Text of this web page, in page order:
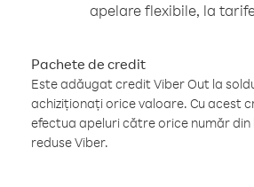
apelare flexibile, la
Pachete de credit
Este adăugat credit Viber Out la
achiziționați orice valoare. Cu acest
efectua apeluri către orice număr din
reduse Viber.